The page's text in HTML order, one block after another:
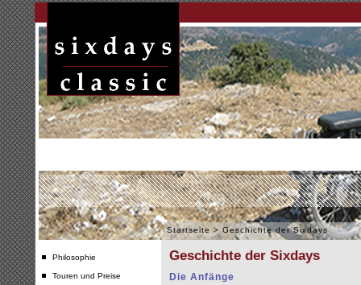
Startseite > Geschichte der Sixdays
Philosophie
Touren und Preise
Geschichte der Sixdays
Die Anfänge